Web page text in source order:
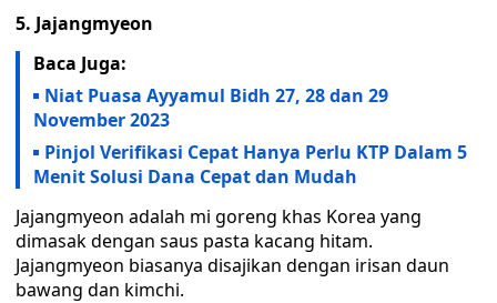
5. Jajangmyeon
Baca Juga:
Niat Puasa Ayyamul Bidh 27, 28 dan 29
November 2023
Pinjol Verifikasi Cepat Hanya Perlu KTP Dalam 5
Menit Solusi Dana Cepat dan Mudah
Jajangmyeon adalah mi goreng khas Korea yang
dimasak dengan saus pasta kacang hitam.
Jajangmyeon biasanya disajikan dengan irisan daun
bawang dan kimchi.